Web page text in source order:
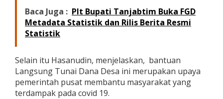
i
m
K
P
M
Baca Juga : Plt Bupati Tanjabtim Buka FGD
Metadata Statistik dan Rilis Berita Resmi
Statistik
Selain itu Hasanudin, menjelaskan, bantuan
Langsung Tunai Dana Desa ini merupakan upaya
pemerintah pusat membantu masyarakat yang
terdampak pada covid 19.